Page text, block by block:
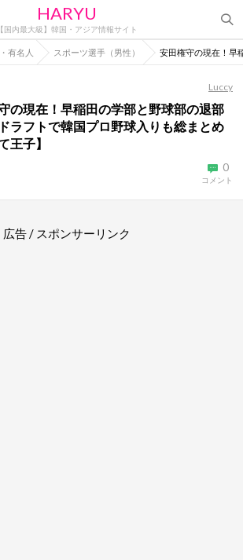
HARYU
【国内最大級】韓国・アジア情報サイト
有名人 スポーツ選手（男性） 安田権守の現在！早
Luccy
の現在！早稲田の学部と野球部の退部
ラフトで韓国プロ野球入りも総まとめ
王子】
0
コメント
広告 / スポンサーリンク